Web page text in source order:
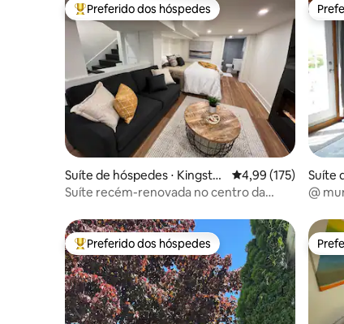
Entre os melhores preferidos dos hóspedes
Preferido dos hóspedes
Suíte de hóspedes ⋅ Kingsto
n
4,99 de uma
4,99 (175)
Suíte recém-renovada no centro da
Suíte
@
Entre os melhores preferidos dos hóspedes
Preferido dos hóspedes